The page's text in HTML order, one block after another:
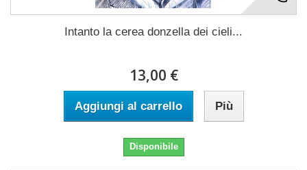
Intanto la cerea donzella dei cieli...
13,00 €
Aggiungi al carrello Più
Disponibile